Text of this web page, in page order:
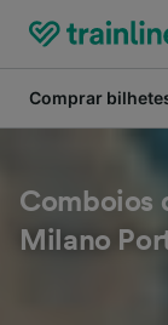
Comprar
Comboios
Milano